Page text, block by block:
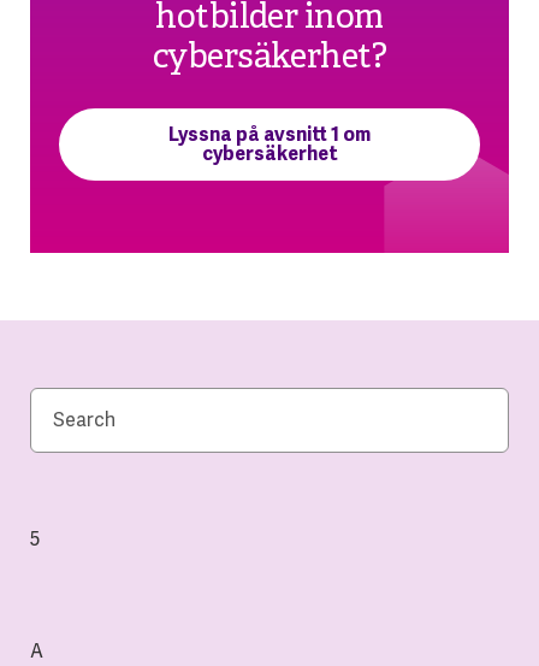
hotbilder inom
cybersäkerhet?
Lyssna på avsnitt 1 om
cybersäkerhet
5
A